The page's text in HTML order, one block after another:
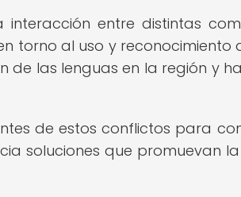
entre distintas
torno al uso y reconocimiento
de las lenguas en la región y
de estos conflictos para
soluciones que promuevan